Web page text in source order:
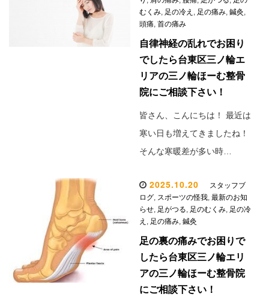
むくみ, 足の冷え , 足の痛み, 鍼灸,
頭痛, 首の痛み
自律神経の乱れでお困り
でしたら台東区三ノ輪エ
リアの三ノ輪ほーむ整骨
院にご相談下さい！
皆さん、こんにちは！ 最近は
寒い日も増えてきましたね！
そんな寒暖差が多い時…
2025.10.20
スタッフブ
ログ, スポーツの怪我, 最新のお知
らせ, 足がつる, 足のむくみ, 足の冷
え , 足の痛み, 鍼灸
足の裏の痛みでお困りで
したら台東区三ノ輪エリ
アの三ノ輪ほーむ整骨院
にご相談下さい！